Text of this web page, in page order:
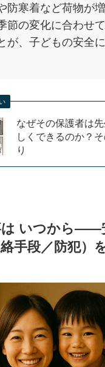
防寒着など荷物が
節の変化に合わせ
が、子どもの安全
なぜその保護者は
しくできるのか？
り
は いつから——
手段／防犯）